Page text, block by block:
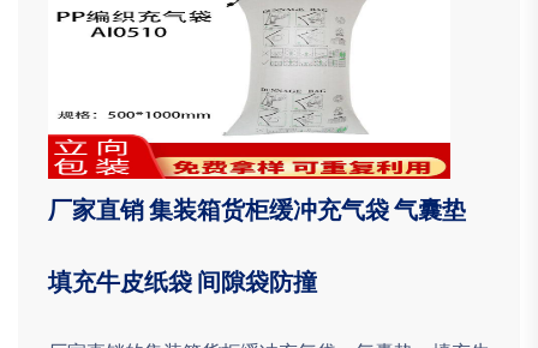
厂家直销 集装箱货柜缓冲充气袋 气囊垫
填充牛皮纸袋 间隙袋防撞